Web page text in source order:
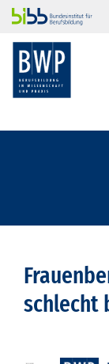
schlecht